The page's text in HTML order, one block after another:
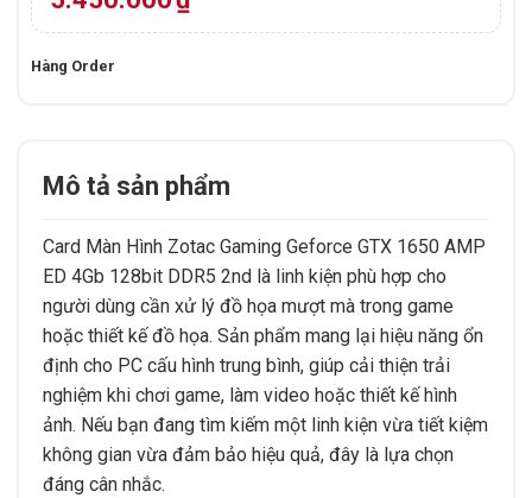
Hàng Order
Mô tả sản phẩm
Card Màn Hình Zotac Gaming Geforce GTX 1650 AMP
ED 4Gb 128bit DDR5 2nd là linh kiện phù hợp cho
người dùng cần xử lý đồ họa mượt mà trong game
hoặc thiết kế đồ họa. Sản phẩm mang lại hiệu năng ổn
định cho PC cấu hình trung bình, giúp cải thiện trải
nghiệm khi chơi game, làm video hoặc thiết kế hình
ảnh. Nếu bạn đang tìm kiếm một linh kiện vừa tiết kiệm
không gian vừa đảm bảo hiệu quả, đây là lựa chọn
đáng cân nhắc.